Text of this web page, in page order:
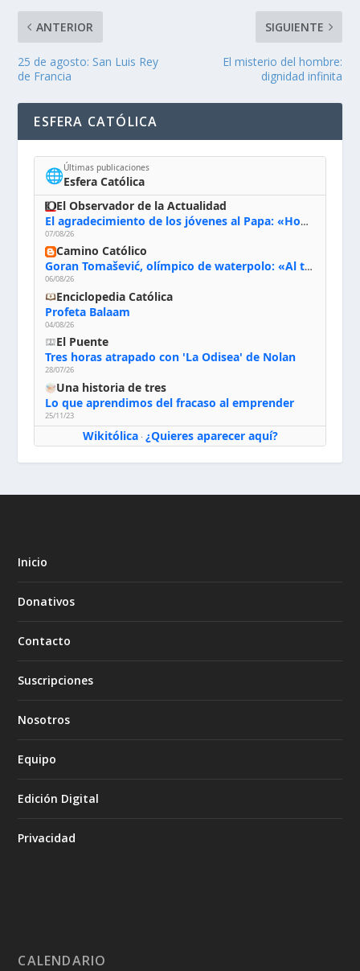
ANTERIOR
25 de agosto: San Luis Rey
de Francia
SIGUIENTE
El misterio del hombre:
dignidad infinita
ESFERA CATÓLICA
🌐Últimas publicaciones
Esfera Católica
El Observador de la Actualidad
El agradecimiento de los jóvenes al Papa: «Hoy nos sentimos Iglesia»
07/08/26
Camino Católico
Goran Tomašević, olímpico de waterpolo: «Al terminar el Camino de Santiago entregué mi vida a Cristo; hablé con Dios y le dije: ‘Estoy listo; estoy a tu servicio. Puedo llevar lo que sea necesario para ti’»
06/08/26
Enciclopedia Católica
Profeta Balaam
04/08/26
El Puente
Tres horas atrapado con 'La Odisea' de Nolan
28/07/26
Una historia de tres
Lo que aprendimos del fracaso al emprender
25/11/23
Wikitólica· ¿Quieres aparecer aquí?
Inicio
Donativos
Contacto
Suscripciones
Nosotros
Equipo
Edición Digital
Privacidad
CALENDARIO